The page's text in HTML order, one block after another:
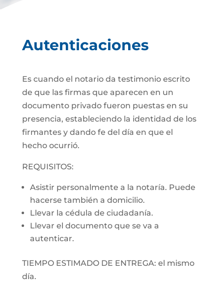
Autenticaciones
Es cuando el notario da testimonio escrito
de que las firmas que aparecen en un
documento privado fueron puestas en su
presencia, estableciendo la identidad de los
firmantes y dando fe del día en que el
hecho ocurrió.
REQUISITOS:
Asistir personalmente a la notaría. Puede
hacerse también a domicilio.
Llevar la cédula de ciudadanía.
Llevar el documento que se va a
autenticar.
TIEMPO ESTIMADO DE ENTREGA: el mismo
día.